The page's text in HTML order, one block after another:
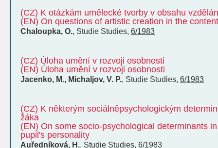
(CZ) K otázkám umělecké tvorby v obsahu
(EN) On questions of artistic creation in the
Chaloupka, O., Studie Studies, 6/1983
(CZ) Úloha umění v rozvoji osobnosti
(EN) Úloha umění v rozvoji osobnosti
Jacenko, M., Michaljov, V. P., Studie Studies, 6/1983
(CZ) K některým sociálněpsychologickým
žáka
(EN) On some socio-psychological determinants
pupil's personality
Auředníková, H., Studie Studies, 6/1983